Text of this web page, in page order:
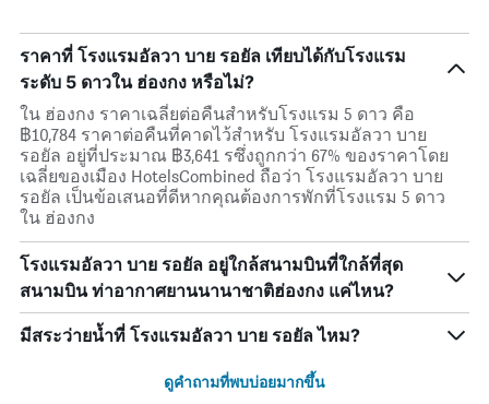
ราคาที่ โรงแรมอัลวา บาย รอยัล เทียบได้กับโรงแรม
ระดับ 5 ดาวใน ฮ่องกง หรือไม่?
ใน ฮ่องกง ราคาเฉลี่ยต่อคืนสำหรับโรงแรม 5 ดาว คือ
฿10,784 ราคาต่อคืนที่คาดไว้สำหรับ โรงแรมอัลวา บาย
รอยัล อยู่ที่ประมาณ ฿3,641 รซึ่งถูกกว่า 67% ของราคาโดย
เฉลี่ยของเมือง HotelsCombined ถือว่า โรงแรมอัลวา บาย
รอยัล เป็นข้อเสนอที่ดีหากคุณต้องการพักที่โรงแรม 5 ดาว
ใน ฮ่องกง
โรงแรมอัลวา บาย รอยัล อยู่ใกล้สนามบินที่ใกล้ที่สุด
สนามบิน ท่าอากาศยานนานาชาติฮ่องกง แค่ไหน?
มีสระว่ายน้ำที่ โรงแรมอัลวา บาย รอยัล ไหม?
ดูคำถามที่พบบ่อยมากขึ้น